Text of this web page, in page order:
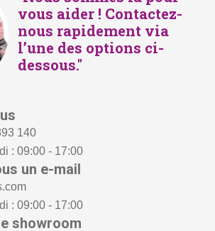
vous aider ! Contactez-
nous rapidement via
l’une des options ci-
dessous."
140
: 09:00 - 17:00
un e-mail
: 09:00 - 17:00
showroom